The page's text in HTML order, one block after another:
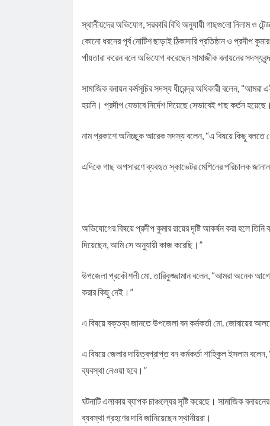
স্থানীয়দের অভিযোগ, সরকারি বিধি অনুযায়ী গাছগুলো নিলাম ও
কোনো ধরনের পূর্ব নোটিশ ছাড়াই ঠিকাদারি প্রতিষ্ঠান ও প্রদীপ
পাঁয়তারা করেন বলে অভিযোগ করেছেন সামাজীক বনায়নের
সামাজিক বনায়ন কর্মসূচির সদস্য ধীরেন্দ্র অধিকারী বলেন,
হয়নি। প্রদীপ যেভাবে নির্দেশ দিয়েছে সেভাবেই গাছ কর্তন হয়েছে।
নাম প্রকাশে অনিচ্ছুক আরেক সদস্য বলেন, “এ বিষয়ে কিছু
এদিকে গাছ অপসারণে ব্যবহৃত স্কাভেটর মেশিনের পরিচালক
অভিযোগের বিষয়ে প্রদীপ কুমার রায়ের দৃষ্টি আকর্ষন করা হলে
দিয়েছেন, আমি সে অনুযায়ী কাজ করেছি।”
উপজেলা প্রকৌশলী মো. তারিকুজ্জামান বলেন, “আমরা অনেক
করার কিছু নেই।”
এ বিষয়ে বক্তব্য জানতে উপজেলা বন কর্মকর্তা মো. জোবায়ের
এ বিষয়ে জেলার দায়িত্বপ্রাপ্ত বন কর্মকর্তা শাহিকুল ইসলাম
ব্যবস্থা নেওয়া হবে।”
ঘটনাটি এলাকায় ব্যাপক চাঞ্চল্যের সৃষ্টি করেছে। সামাজিক
ব্যবস্থা গ্রহণের দাবি জানিয়েছেন স্থানীয়রা।